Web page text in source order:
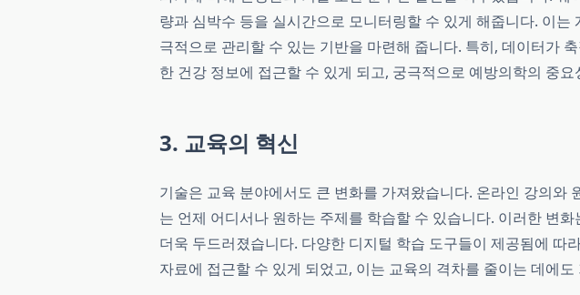
량과 심박수 등을 실시간으로 모니터링할 수 있게 해줍니다. 이는
극적으로 관리할 수 있는 기반을 마련해 줍니다. 특히, 데이터가
한 건강 정보에 접근할 수 있게 되고, 궁극적으로 예방의학의 중
3. 교육의 혁신
기술은 교육 분야에서도 큰 변화를 가져왔습니다. 온라인 강의와
는 언제 어디서나 원하는 주제를 학습할 수 있습니다. 이러한 변
더욱 두드러졌습니다. 다양한 디지털 학습 도구들이 제공됨에 따
자료에 접근할 수 있게 되었고, 이는 교육의 격차를 줄이는 데에